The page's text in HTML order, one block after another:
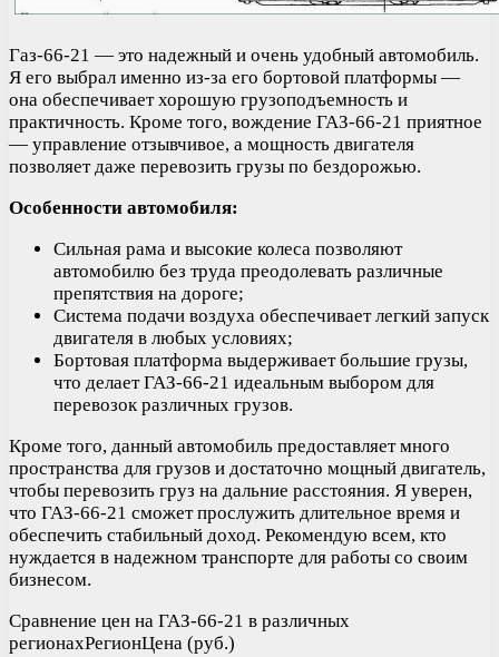
Газ-66-21 — это надежный и очень удобный автомобиль.
Я его выбрал именно из-за его бортовой платформы —
она обеспечивает хорошую грузоподъемность и
практичность. Кроме того, вождение ГАЗ-66-21 приятное
— управление отзывчивое, а мощность двигателя
позволяет даже перевозить грузы по бездорожью.
Особенности автомобиля:
Сильная рама и высокие колеса позволяют
автомобилю без труда преодолевать различные
препятствия на дороге;
Система подачи воздуха обеспечивает легкий запуск
двигателя в любых условиях;
Бортовая платформа выдерживает большие грузы,
что делает ГАЗ-66-21 идеальным выбором для
перевозок различных грузов.
Кроме того, данный автомобиль предоставляет много
пространства для грузов и достаточно мощный двигатель,
чтобы перевозить груз на дальние расстояния. Я уверен,
что ГАЗ-66-21 сможет прослужить длительное время и
обеспечить стабильный доход. Рекомендую всем, кто
нуждается в надежном транспорте для работы со своим
бизнесом.
Сравнение цен на ГАЗ-66-21 в различных
регионахРегионЦена (руб.)